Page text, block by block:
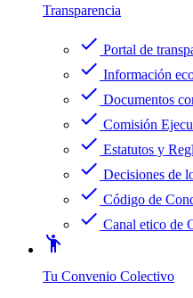
Transparencia
check Portal de
check Información
check Documentos
check Comisión
check Estatutos y
check Decisiones de
check Código de
check Canal etico de
emoji_people
Tu Convenio Colectivo